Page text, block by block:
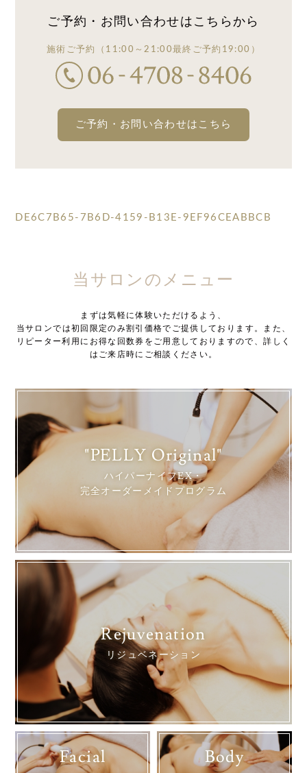
ご予約・お問い合わせはこちらから
施術ご予約 （11:00～21:00最終ご予約19:00）
ご予約・お問い合わせはこちら
DE6C7B65-7B6D-4159-B13E-9EF96CEABBCB
当サロンのメニュー
まずは気軽に体験いただけるよう、
当サロンでは初回限定のみ割引価格でご提供しております。また、
リピーター利用にお得な回数券をご用意しておりますので、詳しく
はご来店時にご相談ください。
"PELLY Original"
ハイパーナイフEX・
完全オーダーメイドプログラム
Rejuvenation
リジュベネーション
Facial Body